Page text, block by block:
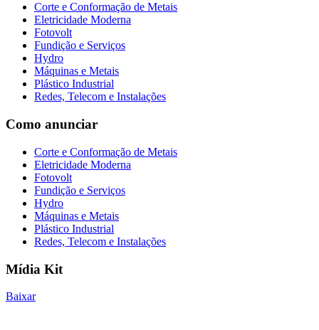
Corte e Conformação de Metais
Eletricidade Moderna
Fotovolt
Fundição e Serviços
Hydro
Máquinas e Metais
Plástico Industrial
Redes, Telecom e Instalações
Como anunciar
Corte e Conformação de Metais
Eletricidade Moderna
Fotovolt
Fundição e Serviços
Hydro
Máquinas e Metais
Plástico Industrial
Redes, Telecom e Instalações
Mídia Kit
Baixar